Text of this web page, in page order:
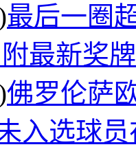
最后一圈
最新奖
佛罗伦萨
入选球